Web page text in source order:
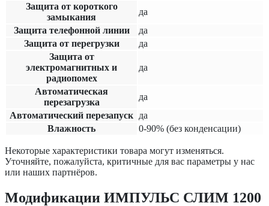
Защита от короткого
замыкания
да
Защита телефонной линии
да
Защита от перегрузки
да
Защита от
электромагнитных и
радиопомех
да
Автоматическая
перезагрузка
да
Автоматический перезапуск да
Влажность
0-90% (без конденсации)
Некоторые характеристики товара могут изменяться.
Уточняйте, пожалуйста, критичные для вас параметры у нас
или наших партнёров.
Модификации ИМПУЛЬС СЛИМ 1200